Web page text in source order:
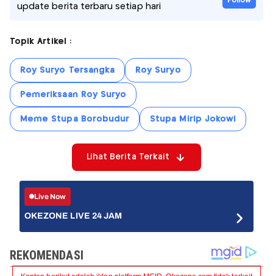
update berita terbaru setiap hari
Topik Artikel :
Roy Suryo Tersangka Roy Suryo
Pemeriksaan Roy Suryo
Meme Stupa Borobudur Stupa Mirip Jokowi
Lihat Berita Terkait
Live Now
OKEZONE LIVE 24 JAM